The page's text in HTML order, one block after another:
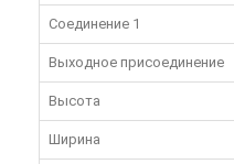
Соединение 1
Выходное присоединение
Высота
Ширина